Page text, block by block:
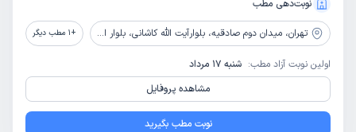
نوبت‌دهی مطب
تهران، میدان دوم صادقیه، بلوارآیت الله کاشانی، بلوار اباذر، بیمارستان تخصصی و فوق تخصصی پیامبران +
1 مطب دیگر
اولین نوبت آزاد مطب: شنبه 17 مرداد
مشاهده پروفایل
نوبت مطب بگیرید